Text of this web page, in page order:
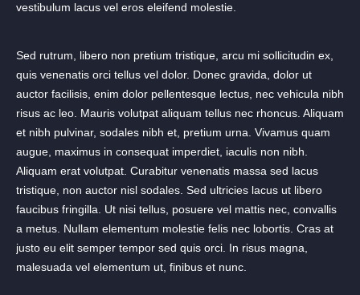
vestibulum lacus vel eros eleifend molestie.
Sed rutrum, libero non pretium tristique, arcu mi sollicitudin ex,
quis venenatis orci tellus vel dolor. Donec gravida, dolor ut
auctor facilisis, enim dolor pellentesque lectus, nec vehicula nibh
risus ac leo. Mauris volutpat aliquam tellus nec rhoncus. Aliquam
et nibh pulvinar, sodales nibh et, pretium urna. Vivamus quam
augue, maximus in consequat imperdiet, iaculis non nibh.
Aliquam erat volutpat. Curabitur venenatis massa sed lacus
tristique, non auctor nisl sodales. Sed ultricies lacus ut libero
faucibus fringilla. Ut nisi tellus, posuere vel mattis nec, convallis
a metus. Nullam elementum molestie felis nec lobortis. Cras at
justo eu elit semper tempor sed quis orci. In risus magna,
malesuada vel elementum ut, finibus et nunc.